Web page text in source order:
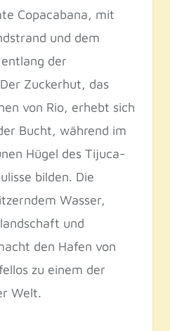
Copacabana, mit
und dem
der
Zuckerhut, das
von Rio, erhebt sich
Bucht, während im
Hügel des Tijuca-
bilden. Die
Wasser,
und
den Hafen von
zu einem der
Welt.